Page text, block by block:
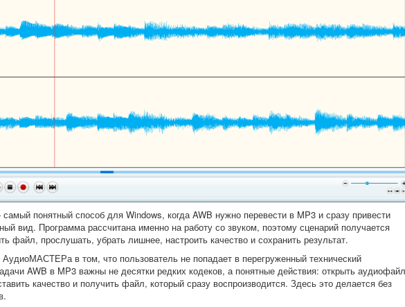
понятный способ для Windows, когда AWB нужно перевести в MP3 и сразу привести
вид. Программа рассчитана именно на работу со звуком, поэтому сценарий получается
файл, прослушать, убрать лишнее, настроить качество и сохранить результат.
АудиоМАСТЕРа в том, что пользователь не попадает в перегруженный технический
AWB в MP3 важны не десятки редких кодеков, а понятные действия: открыть
качество и получить файл, который сразу воспроизводится. Здесь это делается без